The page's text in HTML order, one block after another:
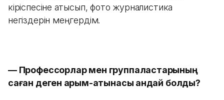
кіріспесіне қатысып, фото журналистика
негіздерін меңгердім.
— Профессорлар мен группаластарының
саған деген қарым-қатынасы қандай болды?